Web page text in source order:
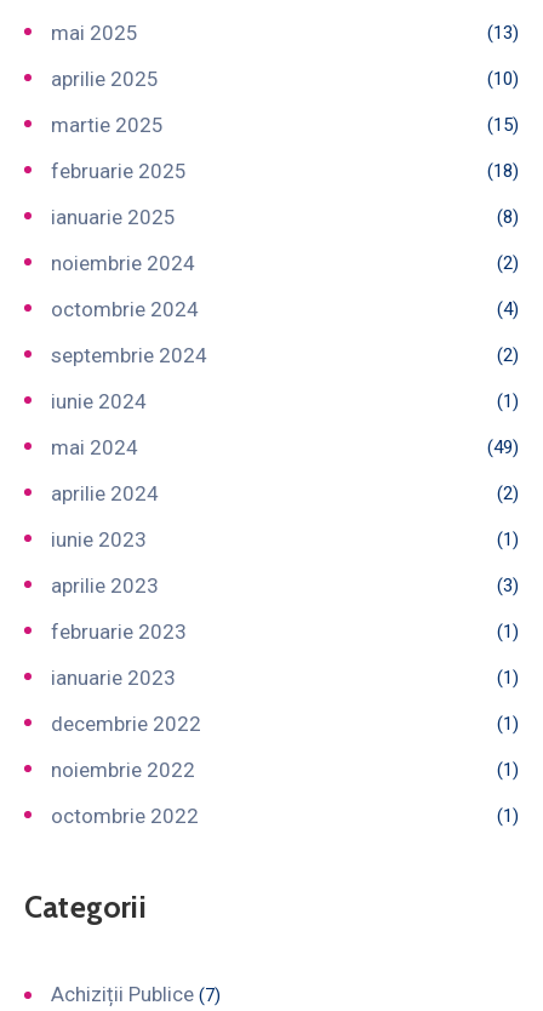
mai 2025 (13)
aprilie 2025 (10)
martie 2025 (15)
februarie 2025 (18)
ianuarie 2025 (8)
noiembrie 2024 (2)
octombrie 2024 (4)
septembrie 2024 (2)
iunie 2024 (1)
mai 2024 (49)
aprilie 2024 (2)
iunie 2023 (1)
aprilie 2023 (3)
februarie 2023 (1)
ianuarie 2023 (1)
decembrie 2022 (1)
noiembrie 2022 (1)
octombrie 2022 (1)
Categorii
Achiziții Publice (7)